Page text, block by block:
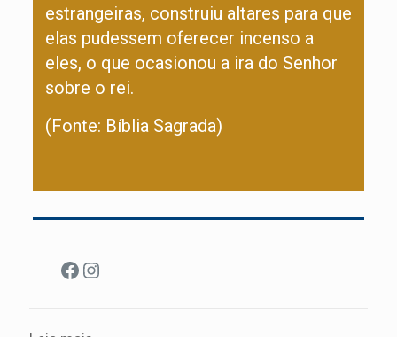
estrangeiras, construiu altares para que
elas pudessem oferecer incenso a
eles, o que ocasionou a ira do Senhor
sobre o rei.
(Fonte: Bíblia Sagrada)
Facebook
Instagram